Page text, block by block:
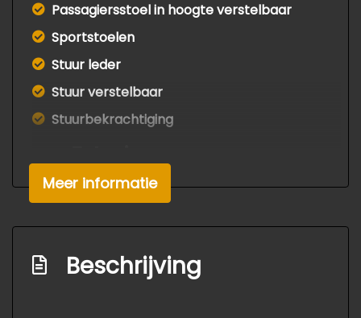
Passagiersstoel in hoogte verstelbaar
Sportstoelen
Stuur leder
Stuur verstelbaar
Stuurbekrachtiging
Exterieur
Buitenspiegels elektrisch verstel- en
verwarmbaar
afstandsbediening
Meer informatie
Beschrijving